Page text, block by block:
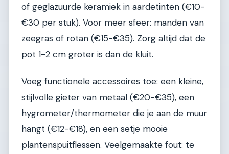
of geglazuurde keramiek in aardetinten (€10-
€30 per stuk). Voor meer sfeer: manden van
zeegras of rotan (€15-€35). Zorg altijd dat de
pot 1-2 cm groter is dan de kluit.
Voeg functionele accessoires toe: een kleine,
stijlvolle gieter van metaal (€20-€35), een
hygrometer/thermometer die je aan de muur
hangt (€12-€18), en een setje mooie
plantenspuitflessen. Veelgemaakte fout: te